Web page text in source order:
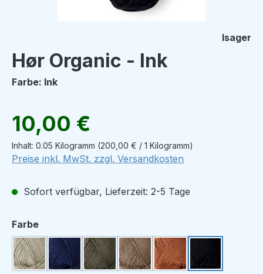
Isager
Hør Organic - Ink
Farbe: Ink
Regulärer Preis:
10,00 €
Inhalt: 0.05 Kilogramm (200,00 € / 1 Kilogramm)
Preise inkl. MwSt. zzgl. Versandkosten
Sofort verfügbar, Lieferzeit: 2-5 Tage
Farbeauswählen
Linen Indigo Khaki Camel Nougat Ink